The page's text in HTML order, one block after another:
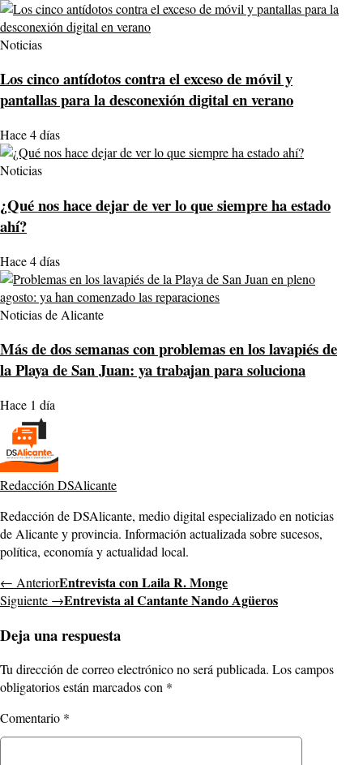
Noticias
Los cinco antídotos contra el exceso de móvil y
pantallas para la desconexión digital en verano
Hace 4 días
Noticias
¿Qué nos hace dejar de ver lo que siempre ha estado
ahí?
Hace 4 días
Noticias de Alicante
Más de dos semanas con problemas en los lavapiés de
la Playa de San Juan: ya trabajan para soluciona
Hace 1 día
Redacción DSAlicante
Redacción de DSAlicante, medio digital especializado en noticias
de Alicante y provincia. Información actualizada sobre sucesos,
política, economía y actualidad local.
← AnteriorEntrevista con Laila R. Monge
Siguiente →Entrevista al Cantante Nando Agüeros
Deja una respuesta
Tu dirección de correo electrónico no será publicada. Los campos
obligatorios están marcados con *
Comentario *